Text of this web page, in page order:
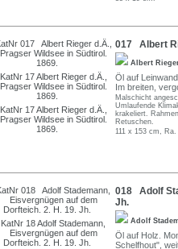
017 Albert
Albert
Öl auf
Im breiten,
Malschicht
Umlaufende
krakeliert.
Retuschen.
111 x 153 cm,
018 Adolf
Jh.
Adolf
Öl auf Holz.
Schelfhout",